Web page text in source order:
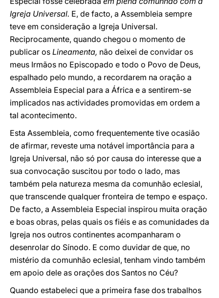
Igreja Universal. E, de facto, a Assembleia sempre
teve em consideração a Igreja Universal.
Reciprocamente, quando chegou o momento de
publicar os Lineamenta, não deixei de convidar os
meus Irmãos no Episcopado e todo o Povo de Deus,
espalhado pelo mundo, a recordarem na oração a
Assembleia Especial para a África e a sentirem-se
implicados nas actividades promovidas em ordem a
tal acontecimento.
Esta Assembleia, como frequentemente tive ocasião
de afirmar, reveste uma notável importância para a
Igreja Universal, não só por causa do interesse que a
sua convocação suscitou por todo o lado, mas
também pela natureza mesma da comunhão eclesial,
que transcende qualquer fronteira de tempo e espaço.
De facto, a Assembleia Especial inspirou muita oração
e boas obras, pelas quais os fiéis e as comunidades da
Igreja nos outros continentes acompanharam o
desenrolar do Sínodo. E como duvidar de que, no
mistério da comunhão eclesial, tenham vindo também
em apoio dele as orações dos Santos no Céu?
Quando estabeleci que a primeira fase dos trabalhos